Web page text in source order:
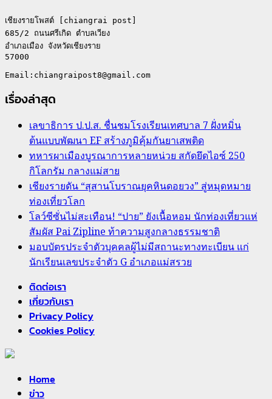
21 กรกฎาคม, 2026
News
มอบบัตรประจำตัวบุคคลผู้ไม่มีสถานะทางทะเบียน แก่
นักเรียนเลขประจำตัว G อำเภอแม่สรวย
20 กรกฎาคม, 2026 0
เชียงรายโพสต์ [chiangrai post]
685/2 ถนนศรีเกิด ตำบลเวียง
อำเภอเมือง จังหวัดเชียงราย
57000
เรื่องล่าสุด
เลขาธิการ ป.ป.ส. ชื่นชมโรงเรียนเทศบาล 7 ฝั่งหมิ่น
ต้นแบบพัฒนา EF สร้างภูมิคุ้มกันยาเสพติด
ทหารผาเมืองบูรณาการหลายหน่วย สกัดยึดไอซ์ 250
กิโลกรัม กลางแม่สาย
เชียงรายดัน “สุสานโบราณยุคหินดอยวง” สู่หมุดหมาย
ท่องเที่ยวโลก
โลว์ซีซั่นไม่สะเทือน! “ปาย” ยังเนื้อหอม นักท่องเที่ยวแห่
สัมผัส Pai Zipline ท้าความสูงกลางธรรมชาติ
มอบบัตรประจำตัวบุคคลผู้ไม่มีสถานะทางทะเบียน แก่
นักเรียนเลขประจำตัว G อำเภอแม่สรวย
ติดต่อเรา
เกี่ยวกับเรา
Privacy Policy
Cookies Policy
Home
ข่าว